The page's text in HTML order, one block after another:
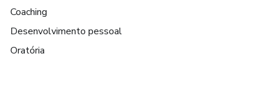
Coaching
Desenvolvimento pessoal
Oratória